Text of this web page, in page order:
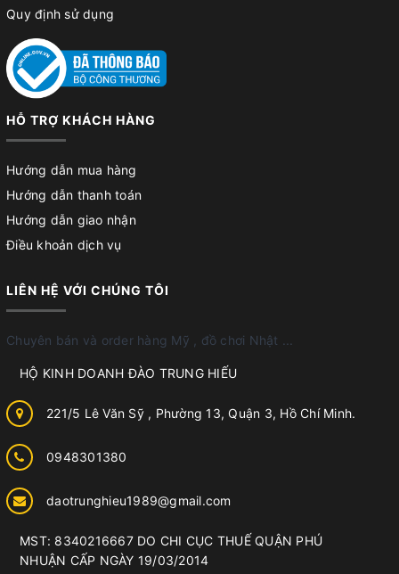
Quy định sử dụng
HỖ TRỢ KHÁCH HÀNG
Hướng dẫn mua hàng
Hướng dẫn thanh toán
Hướng dẫn giao nhận
Điều khoản dịch vụ
LIÊN HỆ VỚI CHÚNG TÔI
Chuyên bán và order hàng Mỹ , đồ chơi Nhật ...
HỘ KINH DOANH ĐÀO TRUNG HIẾU
221/5 Lê Văn Sỹ , Phường 13, Quận 3, Hồ Chí Minh.
0948301380
daotrunghieu1989@gmail.com
MST: 8340216667 DO CHI CỤC THUẾ QUẬN PHÚ
NHUẬN CẤP NGÀY 19/03/2014